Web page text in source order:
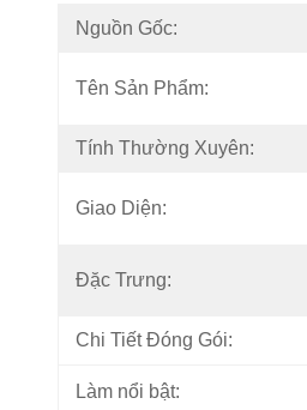
Nguồn Gốc:
Tên Sản Phẩm:
Tính Thường Xuyên:
Giao Diện:
Đặc Trưng:
Chi Tiết Đóng Gói:
Làm nổi bật: